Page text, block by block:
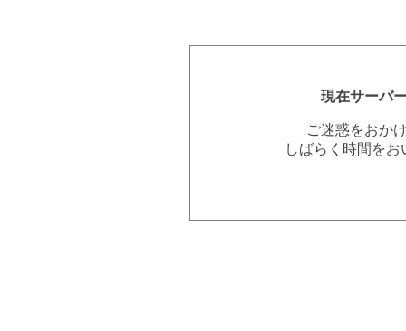
現在サーバ
ご迷惑をおか
しばらく時間を